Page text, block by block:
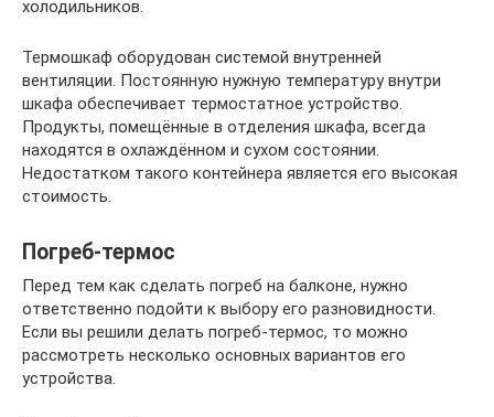
холодильников.
Термошкаф оборудован системой внутренней
вентиляции. Постоянную нужную температуру внутри
шкафа обеспечивает термостатное устройство.
Продукты, помещённые в отделения шкафа, всегда
находятся в охлаждённом и сухом состоянии.
Недостатком такого контейнера является его высокая
стоимость.
Погреб-термос
Перед тем как сделать погреб на балконе, нужно
ответственно подойти к выбору его разновидности.
Если вы решили делать погреб-термос, то можно
рассмотреть несколько основных вариантов его
устройства.